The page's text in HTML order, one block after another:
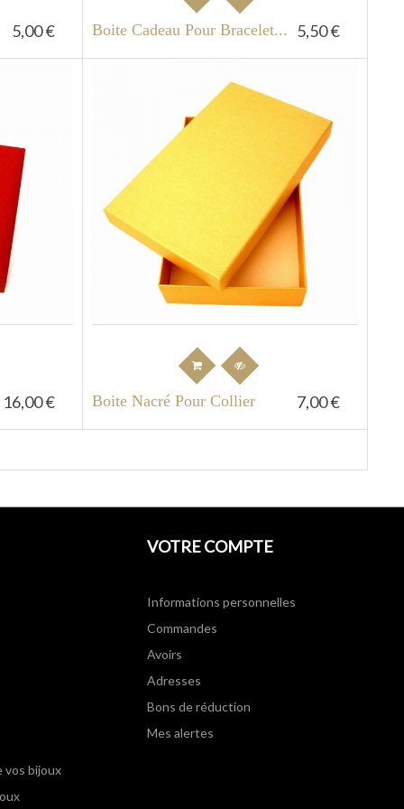
5,00 € Boite Cadeau Pour Bracelet... 5,50 €
16,00 € Boite Nacré Pour Collier 7,00 €
vos bijoux
VOTRE COMPTE
Informations personnelles
Commandes
Avoirs
Adresses
Bons de réduction
Mes alertes